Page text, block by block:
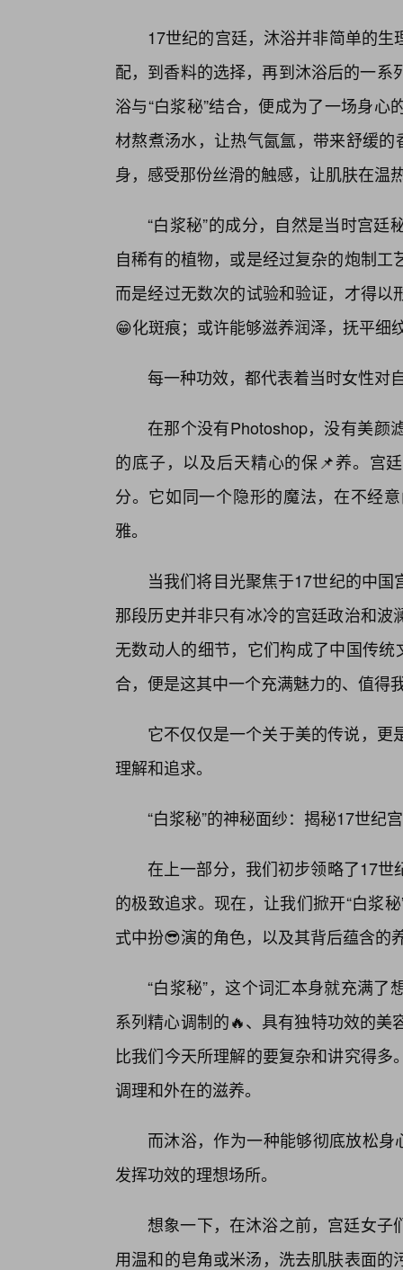
17世纪的宫廷，沐浴并非简单的
配，到香料的选择，再到沐浴后的一
浴与“白浆秘”结合，便成为了一场身
材熬煮汤水，让热气氤氲，带来舒缓
身，感受那份丝滑的触感，让肌肤在温
“白浆秘”的成分，自然是当时宫
自稀有的植物，或是经过复杂的炮制
而是经过无数次的试验和验证，才得
😁化斑痕；或许能够滋养润泽，抚平细
每一种功效，都代表着当时女性对
在那个没有Photoshop，没有美颜
的底子，以及后天精心的保📌养。宫
分。它如同一个隐形的魔法，在不经
雅。
当我们将目光聚焦于17世纪的中
那段历史并非只有冰冷的宫廷政治和
无数动人的细节，它们构成了中国传
合，便是这其中一个充满魅力的、值得
它不仅仅是一个关于美的传说，
理解和追求。
“白浆秘”的神秘面纱：揭秘17世纪
在上一部分，我们初步领略了17
的极致追求。现在，让我们掀开“白浆
式中扮😎演的角色，以及其背后蕴含的
“白浆秘”，这个词汇本身就充满
系列精心调制的🔥、具有独特功效的
比我们今天所理解的要复杂和讲究得
调理和外在的滋养。
而沐浴，作为一种能够彻底放松身
发挥功效的理想场所。
想象一下，在沐浴之前，宫廷女子
用温和的皂角或米汤，洗去肌肤表面的